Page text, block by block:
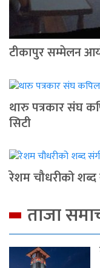
टीकापुर सम्मेलन
थारु पत्रकार संघ
सिटी
रेशम चौधरीको
ताजा